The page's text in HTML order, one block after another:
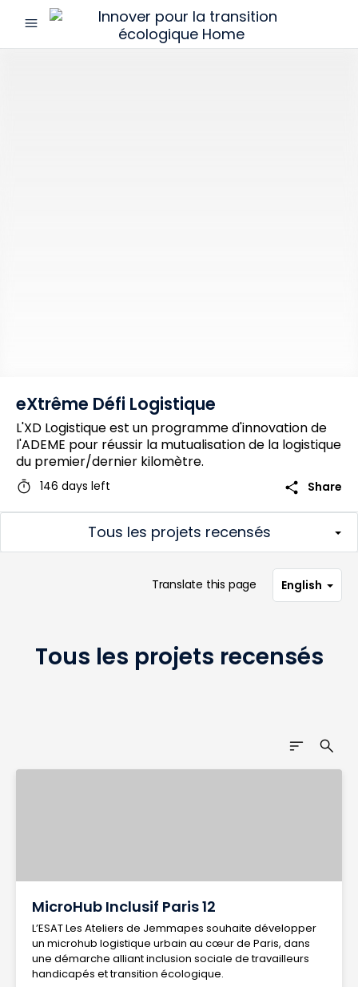
menu
Innover
eXtrême Défi Logistique
L'XD Logistique est un programme d'innovation de
l'ADEME pour réussir la mutualisation de la logistique
du premier/dernier kilomètre.
timer 146 days left share Share
Tous les projets recensés
Translate this page English
Tous les projets recensés
search
sort
MicroHub Inclusif Paris 12
L’ESAT Les Ateliers de Jemmapes souhaite développer
un microhub logistique urbain au cœur de Paris, dans
une démarche alliant inclusion sociale de travailleurs
handicapés et transition écologique.